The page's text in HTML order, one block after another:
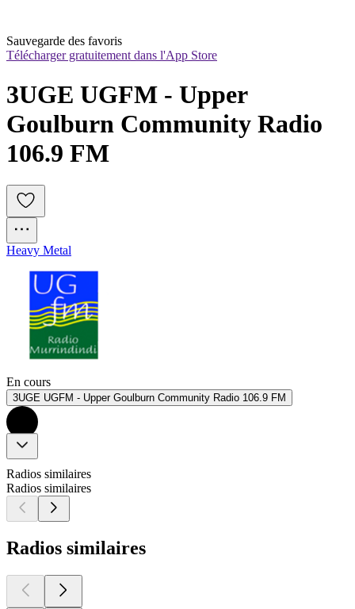
Sauvegarde des favoris
Télécharger gratuitement dans l'App Store
3UGE UGFM - Upper
Goulburn Community Radio
106.9 FM
Heavy Metal
En cours
3UGE UGFM - Upper Goulburn Community Radio 106.9 FM
Radios similaires
Radios similaires
Radios similaires